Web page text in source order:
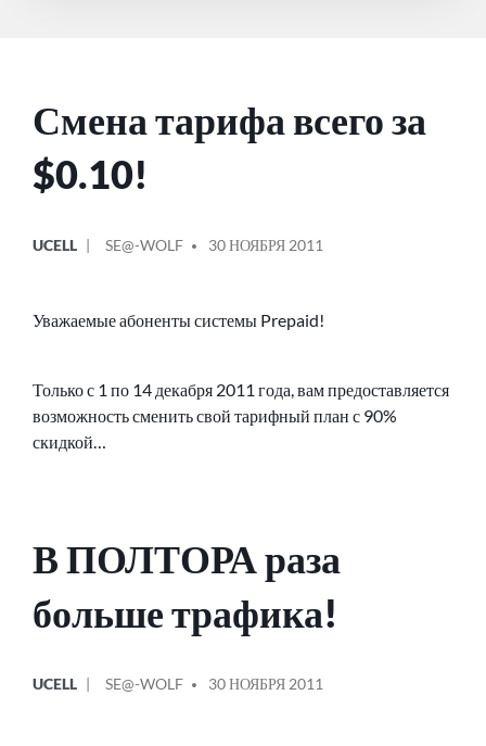
Смена тарифа всего за
$0.10!
В
UCELL
ОТ
SE@-WOLF 30 НОЯБРЯ 2011
Уважаемые абоненты системы Prepaid!
Только с 1 по 14 декабря 2011 года, вам предоставляется
возможность сменить свой тарифный план с 90%
скидкой…
В ПОЛТОРА раза
больше трафика!
В
UCELL
ОТ
SE@-WOLF 30 НОЯБРЯ 2011